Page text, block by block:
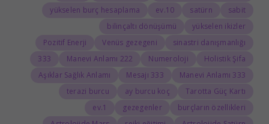
sabit
satürn
10.ev
yükselen burç hesaplama
yükselen ikizler
bilinçaltı dönüşümü
sinastri danışmanlığı
Venüs gezegeni
Pozitif Enerji
Holistik Şifa
Numeroloji
222 Manevi Anlamı
333
333 Manevi Anlamı
333 Mesajı
Aşıklar Sağlık Anlamı
Tarotta Güç Kartı
ay burcu koç
terazi burcu
burçların özellikleri
gezegenler
1.ev